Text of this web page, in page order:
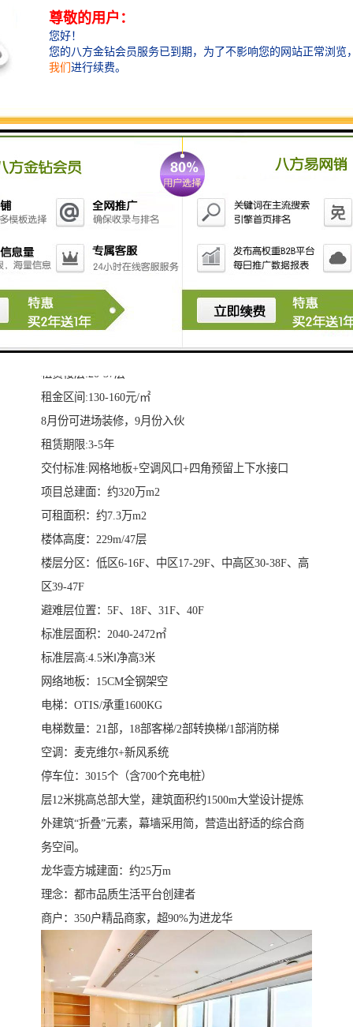
-------------------
【深圳龙华写字楼租赁】
【深圳写字楼整层整栋出租】
【深圳写字楼南山栋出租】
【壹成环智中心】
租赁楼层:20-37层
租金区间:130-160元/㎡
8月份可进场装修，9月份入伙
租赁期限:3-5年
交付标准:网格地板+空调风口+四角预留上下水接口
项目总建面：约320万m2
可租面积：约7.3万m2
楼体高度：229m/47层
楼层分区：低区6-16F、中区17-29F、中高区30-38F、高
区39-47F
避难层位置：5F、18F、31F、40F
标准层面积：2040-2472㎡
标准层高:4.5米‖净高3米
网络地板：15CM全钢架空
电梯：OTIS/承重1600KG
电梯数量：21部，18部客梯/2部转换梯/1部消防梯
空调：麦克维尔+新风系统
停车位：3015个（含700个充电桩）
层12米挑高总部大堂，建筑面积约1500m大堂设计提炼
外建筑“折叠”元素，幕墙采用简，营造出舒适的综合商
务空间。
龙华壹方城建面：约25万m
理念：都市品质生活平台创建者
商户：350户精品商家，超90%为进龙华